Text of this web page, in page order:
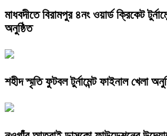
মাধবদীতে বিরামপুর ৪নং ওয়ার্ড ক্রিকেট
অনুষ্ঠিত
শহীদ স্মৃতি ফুটবল টুর্নামেন্ট ফাইনাল খেলা